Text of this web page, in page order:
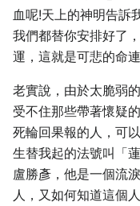
血呢!天上的神明告訴
我們都替你安排好了
運，這就是可悲的命
老實說，由於太脆弱
受不住那些帶著懷疑
死輪回果報的人，可
生替我起的法號叫「
盧勝彥，他是一個流
人，又如何知道這個